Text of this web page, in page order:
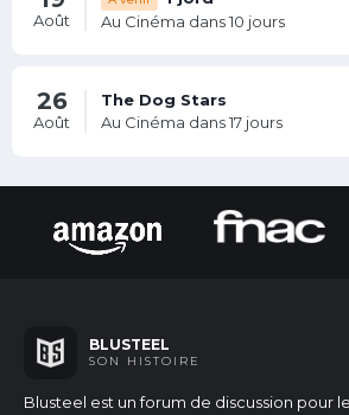
Août
Au Cinéma dans 10 jours
26
Août
The Dog Stars
Au Cinéma dans 17 jours
BLUSTEEL
SON HISTOIRE
Blusteel est un forum de discussion pour